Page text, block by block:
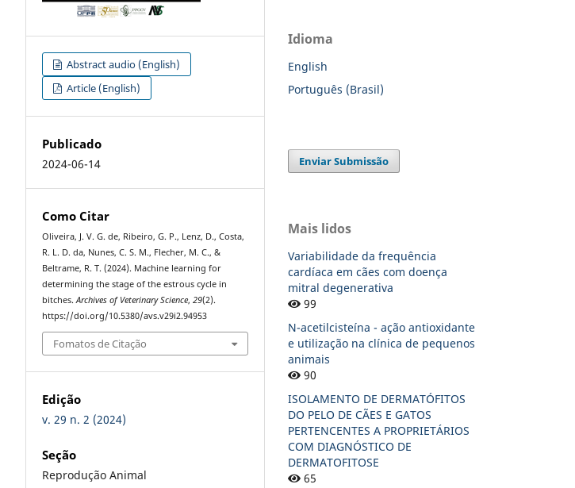
Abstract audio (English)
Article (English)
Publicado
2024-06-14
Como Citar
Oliveira, J. V. G. de, Ribeiro, G. P., Lenz, D., Costa,
R. L. D. da, Nunes, C. S. M., Flecher, M. C., &
Beltrame, R. T. (2024). Machine learning for
determining the stage of the estrous cycle in
bitches.Archives of Veterinary Science,29(2).
https://doi.org/10.5380/avs.v29i2.94953
Fomatos de Citação
Edição
v. 29 n. 2 (2024)
Seção
Reprodução Animal
Idioma
English
Português (Brasil)
Enviar Submissão
Mais lidos
Variabilidade da frequência
cardíaca em cães com doença
mitral degenerativa
99
N-acetilcisteína - ação antioxidante
e utilização na clínica de pequenos
animais
90
ISOLAMENTO DE DERMATÓFITOS
DO PELO DE CÃES E GATOS
PERTENCENTES A PROPRIETÁRIOS
COM DIAGNÓSTICO DE
DERMATOFITOSE
65